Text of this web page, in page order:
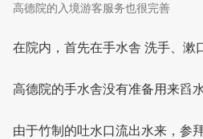
高德院的入境游客服务也很完善
在院内，首先在手水舎 洗手、漱
高德院的手水舎没有准备用来舀水
由于竹制的吐水口流出水来，参